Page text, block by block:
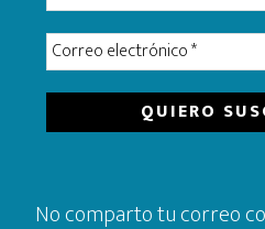
No comparto tu correo